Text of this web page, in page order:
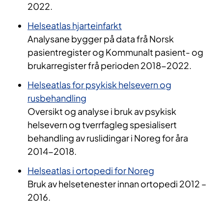
2022.
Helseatlas hjarteinfarkt
Analysane bygger på data frå Norsk
pasientregister og Kommunalt pasient- og
brukarregister frå perioden 2018-2022.
Helseatlas for psykisk helsevern og
rusbehandling
Oversikt og analyse i bruk av psykisk
helsevern og tverrfagleg spesialisert
behandling av ruslidingar i Noreg for åra
2014-2018.
Helseatlas i ortopedi for Noreg
Bruk av helsetenester innan ortopedi 2012 –
2016.